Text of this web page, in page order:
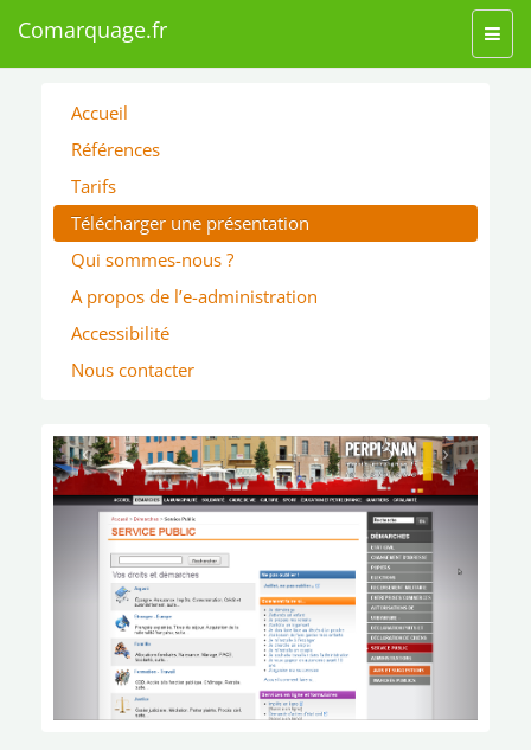
Comarquage.fr
Accueil
Références
Tarifs
Télécharger une présentation
Qui sommes-nous ?
A propos de l’e-administration
Accessibilité
Nous contacter
‹ ›